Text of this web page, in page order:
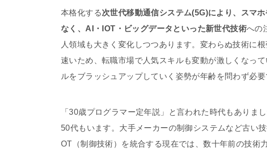
本格化する次世代移動通信システム(5G)により、スマ
なく、AI・IOT・ビッグデータといった新世代技術への
人領域も大きく変化しつつあります。変わらぬ技術に
速いため、転職市場で人気スキルも変動が激しくなっ
ルをブラッシュアップしていく姿勢が年齢を問わず必要
「30歳プログラマー定年説」と言われた時代もありま
50代もいます。大手メーカーの制御システムなど古い
OT（制御技術）を統合する現在では、数十年前の技術